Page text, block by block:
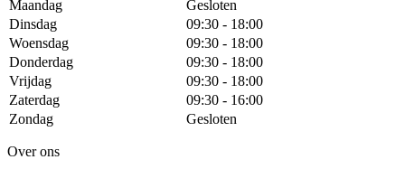
Maandag
Gesloten
Dinsdag
09:30 - 18:00
Woensdag
09:30 - 18:00
Donderdag
09:30 - 18:00
Vrijdag
09:30 - 18:00
Zaterdag
09:30 - 16:00
Zondag
Gesloten
Over ons